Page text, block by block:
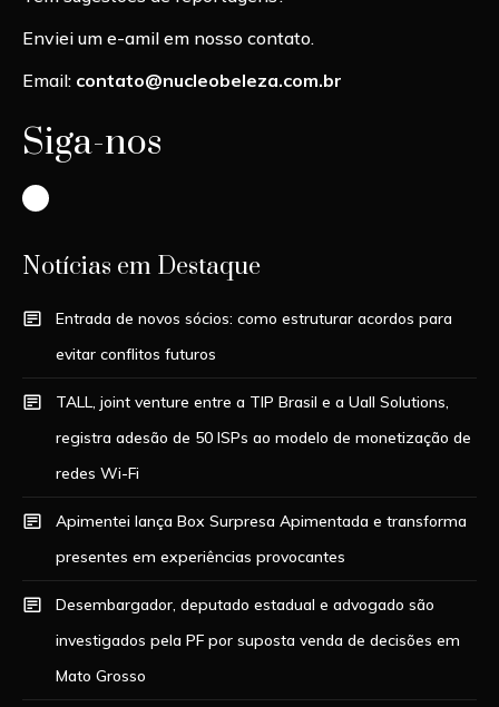
Enviei um e-amil em nosso contato.
Email: contato@nucleobeleza.com.br
Siga-nos
Instagram
Notícias em Destaque
Entrada de novos sócios: como estruturar acordos para
evitar conflitos futuros
TALL, joint venture entre a TIP Brasil e a Uall Solutions,
registra adesão de 50 ISPs ao modelo de monetização de
redes Wi-Fi
Apimentei lança Box Surpresa Apimentada e transforma
presentes em experiências provocantes
Desembargador, deputado estadual e advogado são
investigados pela PF por suposta venda de decisões em
Mato Grosso